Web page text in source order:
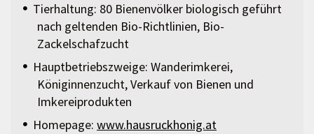
Tierhaltung: 80 Bienenvölker biologisch geführt
nach geltenden Bio-Richtlinien, Bio-
Zackelschafzucht
Hauptbetriebszweige: Wanderimkerei,
Königinnenzucht, Verkauf von Bienen und
Imkereiprodukten
Homepage: www.hausruckhonig.at